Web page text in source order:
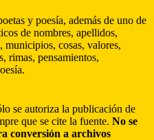
y poesía, además de uno de
de nombres, apellidos,
municipios, cosas, valores,
rimas, pensamientos,
se autoriza la publicación de
que se cite la fuente. No se
conversión a archivos